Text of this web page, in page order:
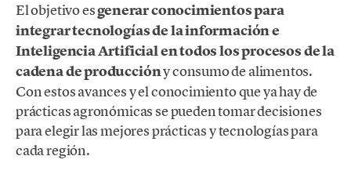
El objetivo esgenerar conocimientos para
integrar tecnologías de la información e
Inteligencia Artificial en todos los procesos de la
cadena de produccióny consumo de alimentos.
Con estos avances y el conocimiento que ya hay de
prácticas agronómicas se pueden tomar decisiones
para elegir las mejores prácticas y tecnologías para
cada región.